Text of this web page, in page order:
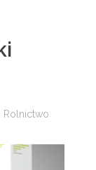
Rolnictwo